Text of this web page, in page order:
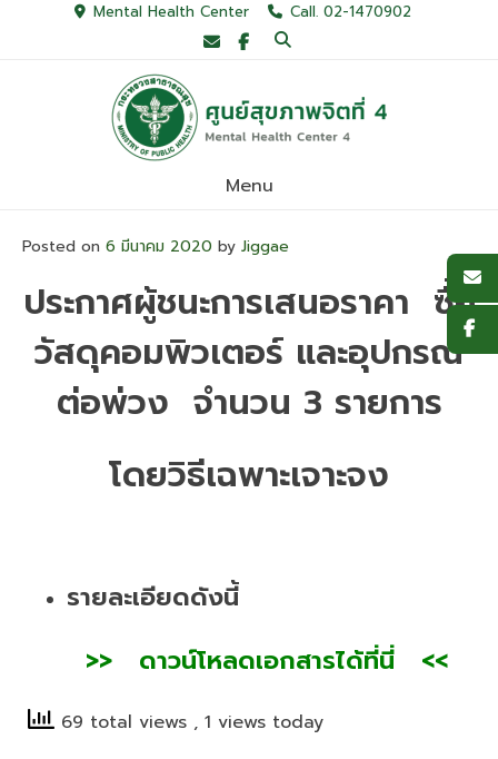
Mental Health Center Call. 02-1470902
Menu
Posted on 6 มีนาคม 2020 by Jiggae
ประกาศผู้ชนะการเสนอราคา ซื้อ
วัสดุคอมพิวเตอร์ และอุปกรณ์
ต่อพ่วง จำนวน 3 รายการ
โดยวิธีเฉพาะเจาะจง
รายละเอียดดังนี้
>> ดาวน์โหลดเอกสารได้ที่นี่ <<
69 total views , 1 views today